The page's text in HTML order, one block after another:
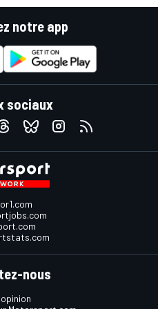
notre app
sociaux
nous